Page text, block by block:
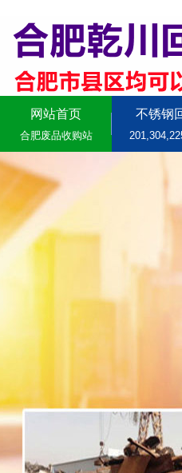
网站首页
合肥废品收购站
不锈钢